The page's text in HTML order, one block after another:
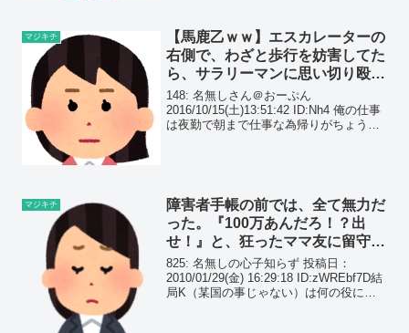
マジキチ
【馬鹿乙ｗｗ】エスカレーターの
右側で、わざと歩行を妨害してた
ら、サラリーマンに思い切り殴ら
れた。そのままオレは羽交い絞め
にされ…
148: 名無しさん＠おーぷん
2016/10/15(土)13:51:42 ID:Nh4 俺の仕事
は夜勤で朝まで仕事な為帰りがちょうど
マジキチ
障害者手帳の前では、全て無力だ
った。『100万あんだろ！？出
せ！』と、狂ったママ友に留守番
中の娘が襲われた…
825: 名無しの心子知らず 投稿日：
2010/01/29(金) 16:29:18 ID:zWREbf7D結
局K（某国の事じゃない）は何の役にも